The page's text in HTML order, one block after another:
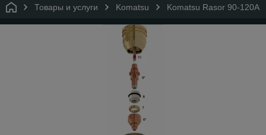
Товары и услуги Komatsu Komatsu Rasor 90-120A